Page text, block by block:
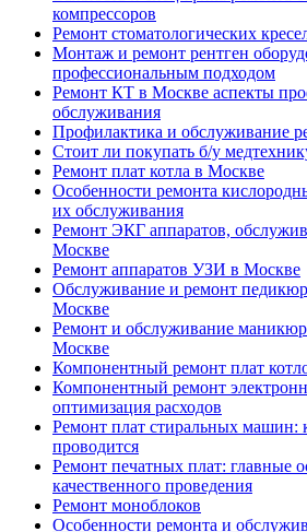
компрессоров
Ремонт стоматологических
Монтаж и ремонт рентген
профессиональным подходом
Ремонт КТ в Москве аспекты
обслуживания
Профилактика и обслуживание
Стоит ли покупать б/у
Ремонт плат котла в Москве
Особенности ремонта
их обслуживания
Ремонт ЭКГ аппаратов,
Москве
Ремонт аппаратов УЗИ в Москве
Обслуживание и ремонт
Москве
Ремонт и обслуживание
Москве
Компонентный ремонт плат
Компонентный ремонт
оптимизация расходов
Ремонт плат стиральных машин:
проводится
Ремонт печатных плат: главные
качественного проведения
Ремонт моноблоков
Особенности ремонта и